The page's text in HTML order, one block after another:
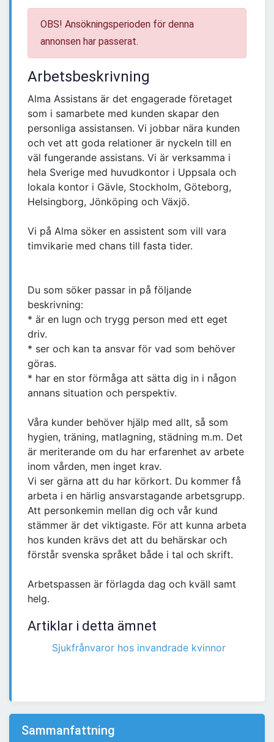
OBS! Ansökningsperioden för denna
annonsen har passerat.
Arbetsbeskrivning
Alma Assistans är det engagerade företaget
som i samarbete med kunden skapar den
personliga assistansen. Vi jobbar nära kunden
och vet att goda relationer är nyckeln till en
väl fungerande assistans. Vi är verksamma i
hela Sverige med huvudkontor i Uppsala och
lokala kontor i Gävle, Stockholm, Göteborg,
Helsingborg, Jönköping och Växjö.
Vi på Alma söker en assistent som vill vara
timvikarie med chans till fasta tider.
Du som söker passar in på följande
beskrivning:
* är en lugn och trygg person med ett eget
driv.
* ser och kan ta ansvar för vad som behöver
göras.
* har en stor förmåga att sätta dig in i någon
annans situation och perspektiv.
Våra kunder behöver hjälp med allt, så som
hygien, träning, matlagning, städning m.m. Det
är meriterande om du har erfarenhet av arbete
inom vården, men inget krav.
Vi ser gärna att du har körkort. Du kommer få
arbeta i en härlig ansvarstagande arbetsgrupp.
Att personkemin mellan dig och vår kund
stämmer är det viktigaste. För att kunna arbeta
hos kunden krävs det att du behärskar och
förstår svenska språket både i tal och skrift.
Arbetspassen är förlagda dag och kväll samt
helg.
Artiklar i detta ämnet
Sjukfrånvaror hos invandrade kvinnor
Sammanfattning